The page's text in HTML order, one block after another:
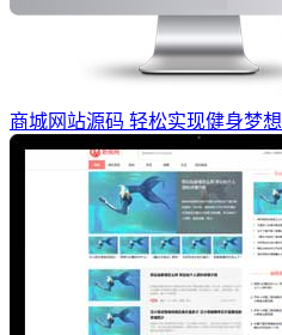
商城网站源码 轻松实现健身梦想